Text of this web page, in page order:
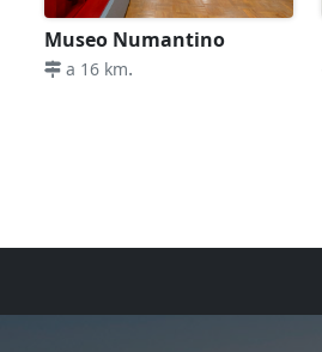
Museo Numantino
a 16 km.